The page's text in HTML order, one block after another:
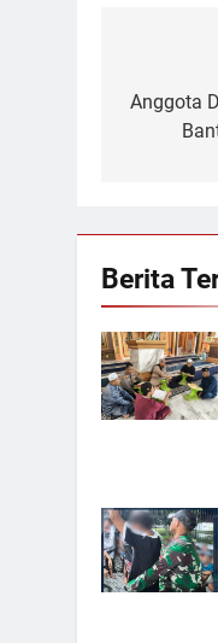
pos
Anggota
Berita